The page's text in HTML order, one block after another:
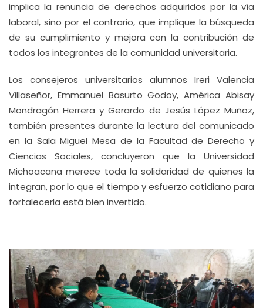
implica la renuncia de derechos adquiridos por la vía
laboral, sino por el contrario, que implique la búsqueda
de su cumplimiento y mejora con la contribución de
todos los integrantes de la comunidad universitaria.
Los consejeros universitarios alumnos Ireri Valencia
Villaseñor, Emmanuel Basurto Godoy, América Abisay
Mondragón Herrera y Gerardo de Jesús López Muñoz,
también presentes durante la lectura del comunicado
en la Sala Miguel Mesa de la Facultad de Derecho y
Ciencias Sociales, concluyeron que la Universidad
Michoacana merece toda la solidaridad de quienes la
integran, por lo que el tiempo y esfuerzo cotidiano para
fortalecerla está bien invertido.